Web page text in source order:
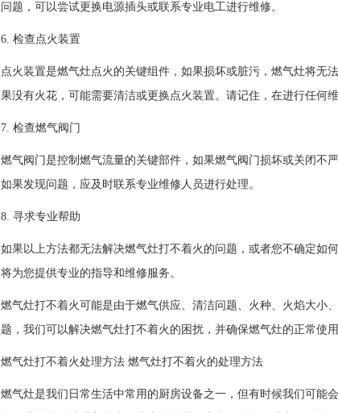
问题，可以尝试更换电源插头或联系专业电工进行维修。
6. 检查点火装置
点火装置是燃气灶点火的关键组件，如果损坏或脏污，燃气灶将无
果没有火花，可能需要清洁或更换点火装置。请记住，在进行任何
7. 检查燃气阀门
燃气阀门是控制燃气流量的关键部件，如果燃气阀门损坏或关闭不
如果发现问题，应及时联系专业维修人员进行处理。
8. 寻求专业帮助
如果以上方法都无法解决燃气灶打不着火的问题，或者您不确定如
将为您提供专业的指导和维修服务。
燃气灶打不着火可能是由于燃气供应、清洁问题、火种、火焰大小
题，我们可以解决燃气灶打不着火的困扰，并确保燃气灶的正常使
燃气灶打不着火处理方法 燃气灶打不着火的处理方法
燃气灶是我们日常生活中常用的厨房设备之一，但有时候我们可能